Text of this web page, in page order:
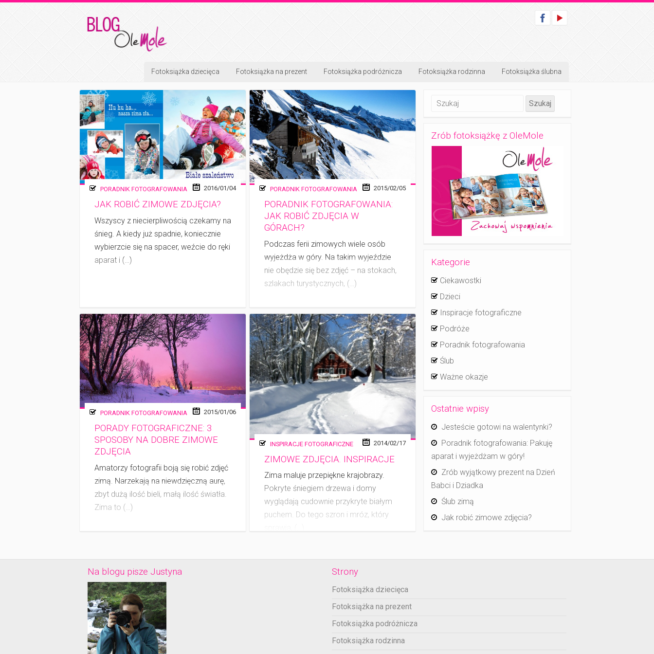
Fotoksiążka dziecięca Fotoksiążka na prezent Fotoksiążka podróżnicza Fotoksiążka rodzinna Fotoksiążka ślubna
PORADNIK FOTOGRAFOWANIA 2016/01/04
JAK ROBIĆ ZIMOWE ZDJĘCIA?
Wszyscy z niecierpliwością czekamy na
śnieg. A kiedy już spadnie, koniecznie
wybierzcie się na spacer, weźcie do ręki
aparat i (…)
PORADNIK FOTOGRAFOWANIA 2015/02/05
PORADNIK FOTOGRAFOWANIA:
JAK ROBIĆ ZDJĘCIA W
GÓRACH?
Podczas ferii zimowych wiele osób
wyjeżdża w góry. Na takim wyjeździe
nie obędzie się bez zdjęć – na stokach,
szlakach turystycznych, (…)
PORADNIK FOTOGRAFOWANIA 2015/01/06
PORADY FOTOGRAFICZNE: 3
SPOSOBY NA DOBRE ZIMOWE
ZDJĘCIA
Amatorzy fotografii boją się robić zdjęć
zimą. Narzekają na niewdzięczną aurę,
zbyt dużą ilość bieli, małą ilość światła.
Zima to (…)
INSPIRACJE FOTOGRAFICZNE 2014/02/17
ZIMOWE ZDJĘCIA. INSPIRACJE
Zima maluje przepiękne krajobrazy.
Pokryte śniegiem drzewa i domy
wyglądają cudownie przykryte białym
puchem. Do tego szron i mróz, który
Zrób fotoksiążkę z OleMole
Kategorie
Ciekawostki
Dzieci
Inspiracje fotograficzne
Podróże
Poradnik fotografowania
Ślub
Ważne okazje
Ostatnie wpisy
Jesteście gotowi na walentynki?
Poradnik fotografowania: Pakuję
aparat i wyjeżdżam w góry!
Zrób wyjątkowy prezent na Dzień
Babci i Dziadka
Ślub zimą
Jak robić zimowe zdjęcia?
Na blogu pisze Justyna Strony
Fotoksiążka dziecięca
Fotoksiążka na prezent
Fotoksiążka podróżnicza
Fotoksiążka rodzinna